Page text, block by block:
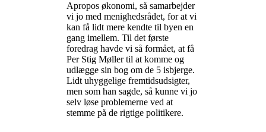
Apropos økonomi, så samarbejder
vi jo med menighedsrådet, for at vi
kan få lidt mere kendte til byen en
gang imellem. Til det første
foredrag havde vi så formået, at få
Per Stig Møller til at komme og
udlægge sin bog om de 5 isbjerge.
Lidt uhyggelige fremtidsudsigter,
men som han sagde, så kunne vi jo
selv løse problemerne ved at
stemme på de rigtige politikere.